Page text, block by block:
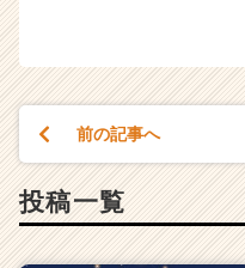
前の記事へ
投稿一覧